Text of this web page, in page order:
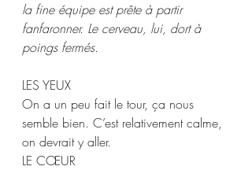
la fine équipe est prête à partir
fanfaronner. Le cerveau, lui, dort à
poings fermés.
LES YEUX
On a un peu fait le tour, ça nous
semble bien. C’est relativement calme,
on devrait y aller.
LE CŒUR